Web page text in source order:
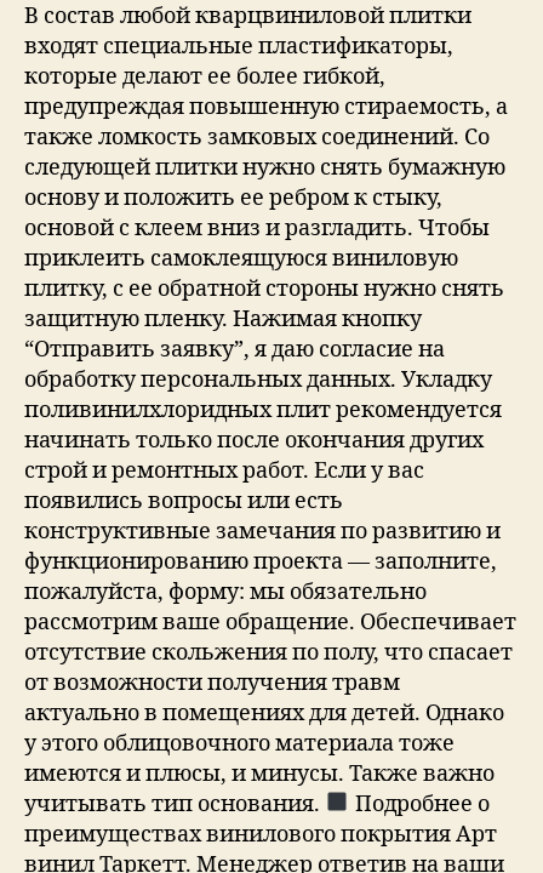
В состав любой кварцвиниловой плитки
входят специальные пластификаторы,
которые делают ее более гибкой,
предупреждая повышенную стираемость, а
также ломкость замковых соединений. Со
следующей плитки нужно снять бумажную
основу и положить ее ребром к стыку,
основой с клеем вниз и разгладить. Чтобы
приклеить самоклеящуюся виниловую
плитку, с ее обратной стороны нужно снять
защитную пленку. Нажимая кнопку
“Отправить заявку”, я даю согласие на
обработку персональных данных. Укладку
поливинилхлоридных плит рекомендуется
начинать только после окончания других
строй и ремонтных работ. Если у вас
появились вопросы или есть
конструктивные замечания по развитию и
функционированию проекта — заполните,
пожалуйста, форму: мы обязательно
рассмотрим ваше обращение. Обеспечивает
отсутствие скольжения по полу, что спасает
от возможности получения травм
актуально в помещениях для детей. Однако
у этого облицовочного материала тоже
имеются и плюсы, и минусы. Также важно
учитывать тип основания.
Подробнее о
преимуществах винилового покрытия Арт
винил Таркетт. Менеджер ответив на ваши